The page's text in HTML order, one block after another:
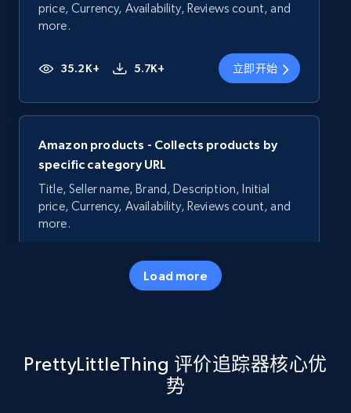
price, Currency, Availability, Reviews count, and
more.
35.2K+ 5.7K+ 立即开始
Amazon products - Collects products by
specific category URL
Title, Seller name, Brand, Description, Initial
price, Currency, Availability, Reviews count, and
more.
5.7K+
specific keywords
Title, Seller name, Brand, Description, Initial
Load more
PrettyLittleThing 评价追踪器核心优
势